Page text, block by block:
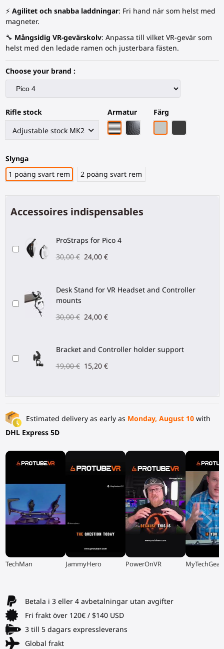
⚡ Agilitet och snabba laddningar: Fri hand när som helst med
magneter.
🔧 Mångsidig VR-gevärskolv: Anpassa till vilket VR-gevär som
helst med den ledade ramen och justerbara fästen.
Choose your brand :
Rifle stock
Armatur
Krom armatur
Svart kolfiberstativ
Färg
Slynga
1 poäng svart rem
2 poäng svart rem
Accessoires indispensables
ProStraps for Pico 4
30,00 € 24,00 €
Desk Stand for VR Headset and Controller
mounts
30,00 € 24,00 €
Bracket and Controller holder support
19,00 € 15,20 €
Estimated delivery as early as Monday, August 10with
DHL Express 5D
▶
TechMan ▶
JammyHero ▶
PowerOnVR ▶
MyTechGear
Betala i 3 eller 4 avbetalningar utan avgifter
Fri frakt över 120€ / $140 USD
3 till 5 dagars expressleverans
Global frakt